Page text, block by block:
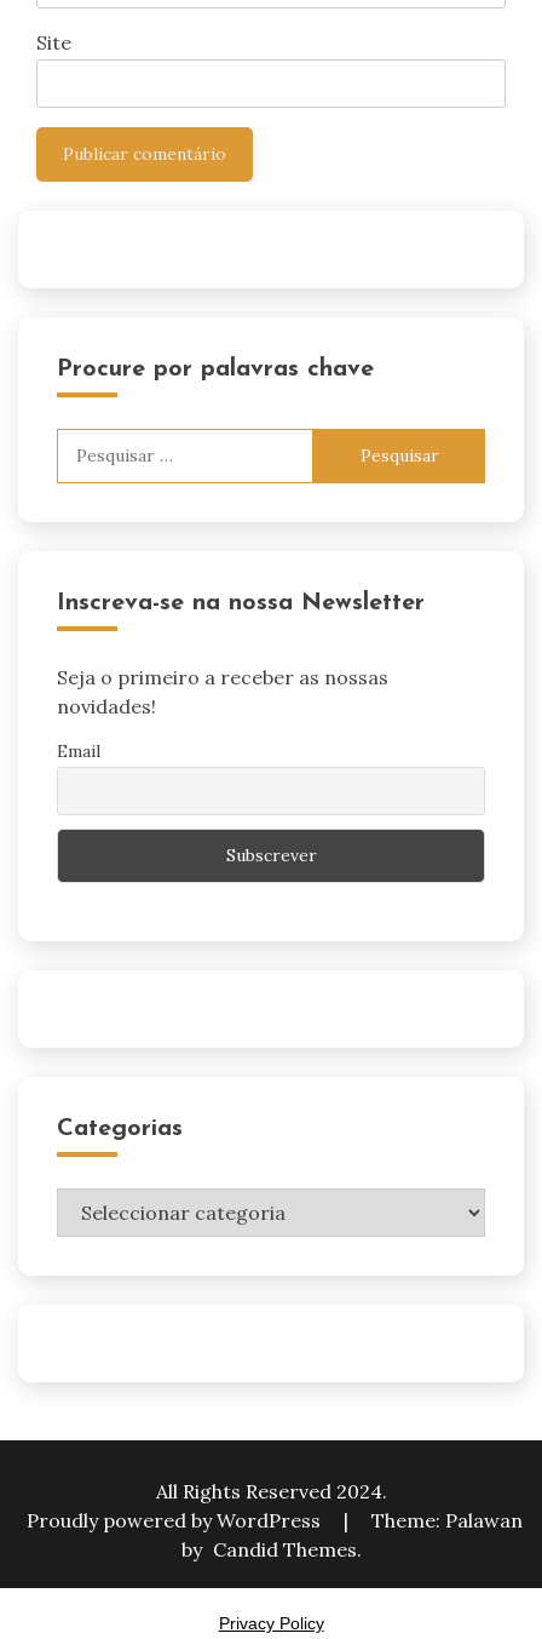
Site
Procure por palavras chave
Inscreva-se na nossa Newsletter
Seja o primeiro a receber as nossas
novidades!
Email
Categorias
Categorias
All Rights Reserved 2024.
Proudly powered by WordPress
|
Theme: Palawan
by Candid Themes.
Privacy Policy